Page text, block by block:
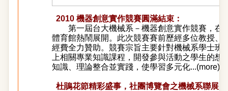
2010 機器創意實作競賽圓滿結束：
第一屆台大機械系－機器創意實作競賽，
體育館熱鬧展開。此次競賽賽前歷經多位教授、
經費全力贊助。競賽宗旨主要針對機械系學士班
上相關專業知識課程，開發參與活動之學生的
知識、理論整合並實踐，使學習多元化...(more)
杜鵑花節精彩盛事， 社團博覽會之機械系聯展：